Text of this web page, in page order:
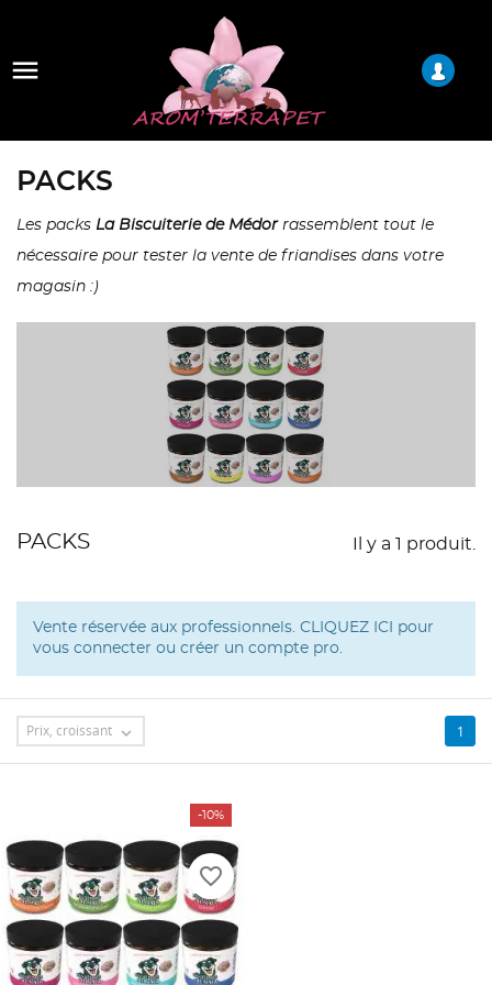

PACKS
Les packs La Biscuiterie de Médorrassemblent tout le
nécessaire pour tester la vente de friandises dans votre
magasin :)
PACKS Il y a 1 produit.
Vente réservée aux professionnels. CLIQUEZ ICI
pour
vous connecter ou créer un compte pro.
Prix, croissant  1
-10%
favorite_border
((MODALTITLE))
CRÉER UNE LISTE D'ENVIES
CONNEXION